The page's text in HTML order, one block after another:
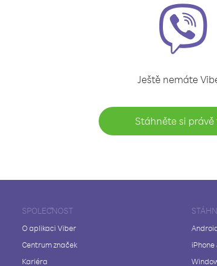
Ještě nemáte
Stáhněte si právě
SPOLEČNOST
O aplikaci Viber
Centrum značek
Kariéra
iPhone